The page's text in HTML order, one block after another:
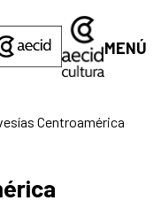
MENÚ
Centroamérica